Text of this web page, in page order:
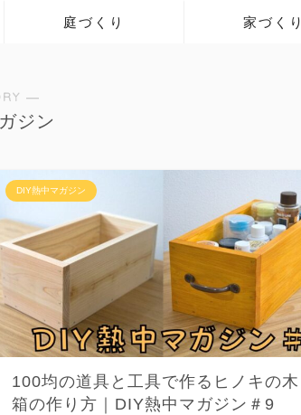
庭づくり 家づくり
―
ジン
DIY熱中マガジン
100均の道具と工具で作るヒノキの木
箱の作り方｜DIY熱中マガジン＃9